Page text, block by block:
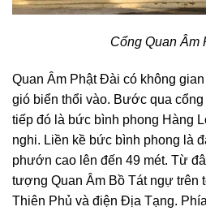
Cổng Quan Âm
Quan Âm Phật Đài có không
gió biển thổi vào. Bước qua
tiếp đó là bức bình phong Hàng
nghi. Liền kề bức bình phong là
phướn cao lên đến 49 mét. Từ
tượng Quan Âm Bồ Tát ngự trên
Thiên Phủ và điện Địa Tạng.